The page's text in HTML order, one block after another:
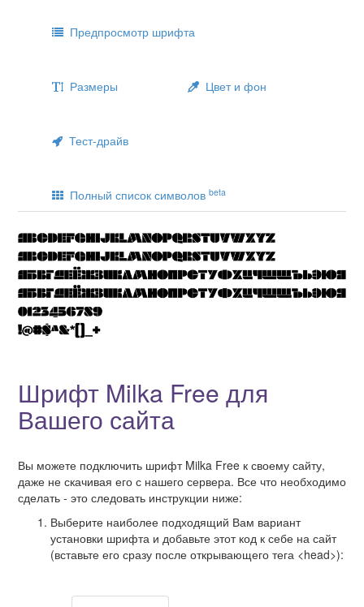
Предпросмотр шрифта
Размеры Цвет и фон
Тест-драйв
Полный список символов beta
Шрифт Milka Free для
Вашего сайта
Вы можете подключить шрифт Milka Free к своему сайту,
даже не скачивая его с нашего сервера. Все что необходимо
сделать - это следовать инструкции ниже:
Выберите наиболее подходящий Вам вариант
установки шрифта и добавьте этот код к себе на сайт
(вставьте его сразу после открывающего тега <head>):